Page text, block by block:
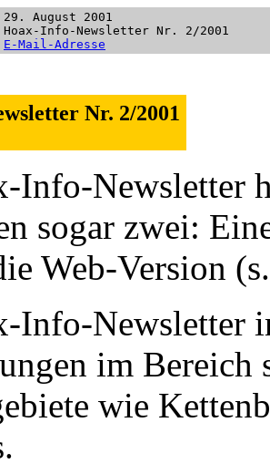
August 2001
Info-Newsletter Nr. 2/2001
E-Mail-Adresse
Nr. 2/2001
Info-Newsletter
sogar zwei:
Web-Version
Info-Newsletter
im Bereich
wie